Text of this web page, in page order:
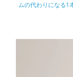
ムの代わりになる1